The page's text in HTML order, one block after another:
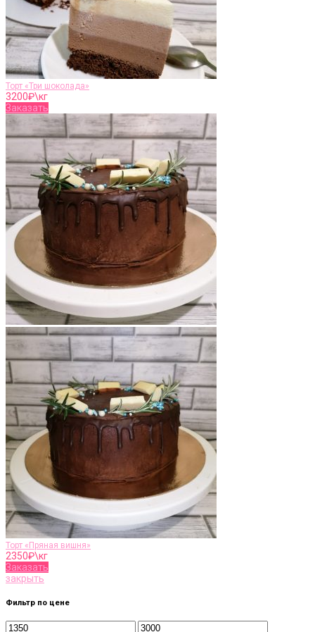
Торт «Три шоколада»
3200₽\кг
Заказать
Торт «Пряная вишня»
2350₽\кг
Заказать
закрыть
Фильтр по цене